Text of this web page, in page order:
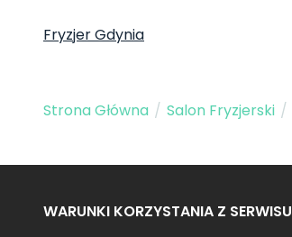
Fryzjer Gdynia
Strona Główna / Salon Fryzjerski /
WARUNKI KORZYSTANIA Z SERWISU